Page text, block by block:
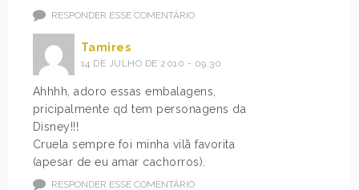
RESPONDER ESSE COMENTÁRIO
Tamires
14 DE JULHO DE 2010 - 09:30
Ahhhh, adoro essas embalagens,
pricipalmente qd tem personagens da
Disney!!!
Cruela sempre foi minha vilã favorita
(apesar de eu amar cachorros).
RESPONDER ESSE COMENTÁRIO